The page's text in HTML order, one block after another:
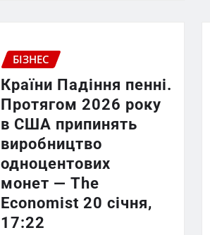
БІЗНЕС
Країни Падіння пенні.
Протягом 2026 року
в США припинять
виробництво
одноцентових
монет — The
Economist 20 січня,
17:22